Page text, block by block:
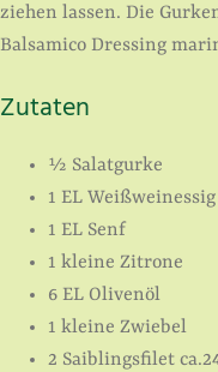
ziehen lassen. Die
Balsamico Dressing
Zutaten
½ Salatgurke
1 EL Weißweinessig
1 EL Senf
1 kleine Zitrone
6 EL Olivenöl
1 kleine Zwiebel
2 Saiblingsfilet